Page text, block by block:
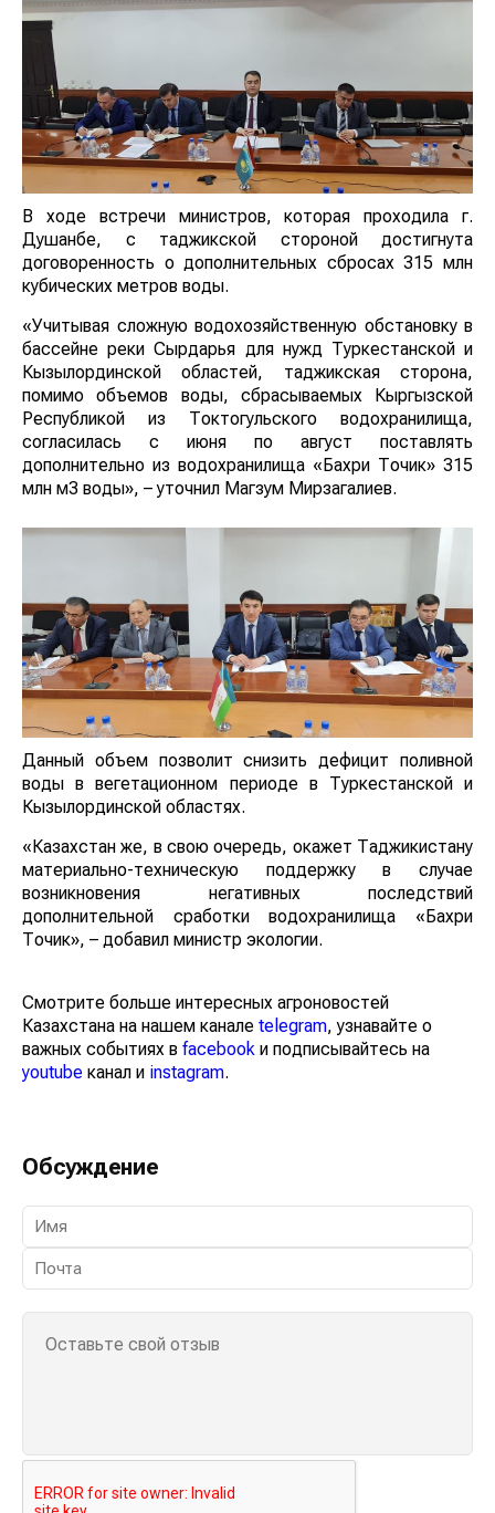
В ходе встречи министров, которая проходила г.
Душанбе, с таджикской стороной достигнута
договоренность о дополнительных сбросах 315 млн
кубических метров воды.
«Учитывая сложную водохозяйственную обстановку в
бассейне реки Сырдарья для нужд Туркестанской и
Кызылординской областей, таджикская сторона,
помимо объемов воды, сбрасываемых Кыргызской
Республикой из Токтогульского водохранилища,
согласилась с июня по август поставлять
дополнительно из водохранилища «Бахри Точик» 315
млн м3 воды», – уточнил Магзум Мирзагалиев.
Данный объем позволит снизить дефицит поливной
воды в вегетационном периоде в Туркестанской и
Кызылординской областях.
«Казахстан же, в свою очередь, окажет Таджикистану
материально-техническую поддержку в случае
возникновения негативных последствий
дополнительной сработки водохранилища «Бахри
Точик», – добавил министр экологии.
Смотрите больше интересных агроновостей
Казахстана на нашем канале telegram, узнавайте о
важных событиях в facebook и подписывайтесь на
youtube канал и instagram.
Обсуждение